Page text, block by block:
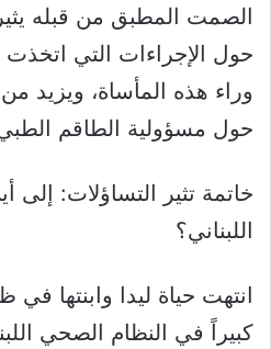
الصمت المطبق من قبله
حول الإجراءات التي اتخذت
وراء هذه المأساة، ويزيد
حول مسؤولية الطاقم
خاتمة تثير التساؤلات: إلى
اللبناني؟
انتهت حياة ليدا
كبيراً في النظام الصحي